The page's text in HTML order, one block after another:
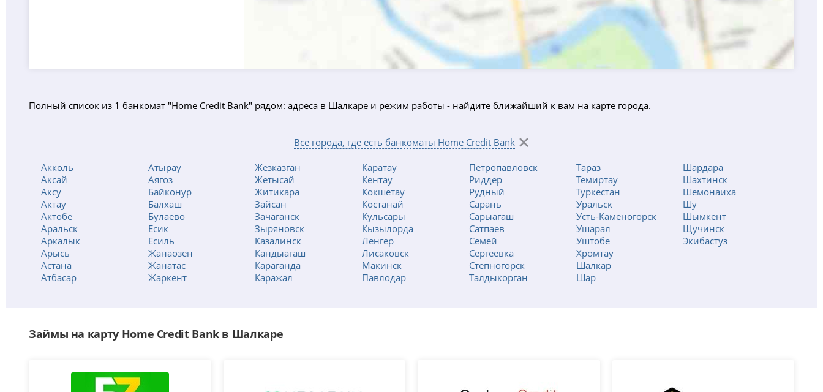
Полный список из 1 банкомат "Home Credit Bank" рядом: адреса в Шалкаре и режим работы - найдите ближайший к вам на карте города.
Все города, где есть банкоматы Home Credit Bank
Акколь
Аксай
Аксу
Актау
Актобе
Аральск
Аркалык
Арысь
Астана
Атбасар
Атырау
Аягоз
Байконур
Балхаш
Булаево
Есик
Есиль
Жанаозен
Жанатас
Жаркент
Жезказган
Жетысай
Житикара
Зайсан
Зачаганск
Зыряновск
Казалинск
Кандыагаш
Караганда
Каражал
Каратау
Кентау
Кокшетау
Костанай
Кульсары
Кызылорда
Ленгер
Лисаковск
Макинск
Павлодар
Петропавловск
Риддер
Рудный
Сарань
Сарыагаш
Сатпаев
Семей
Сергеевка
Степногорск
Талдыкорган
Тараз
Темиртау
Туркестан
Уральск
Усть-Каменогорск
Ушарал
Уштобе
Хромтау
Шалкар
Шар
Шардара
Шахтинск
Шемонаиха
Шу
Шымкент
Щучинск
Экибастуз
Займы на карту Home Credit Bank в Шалкаре